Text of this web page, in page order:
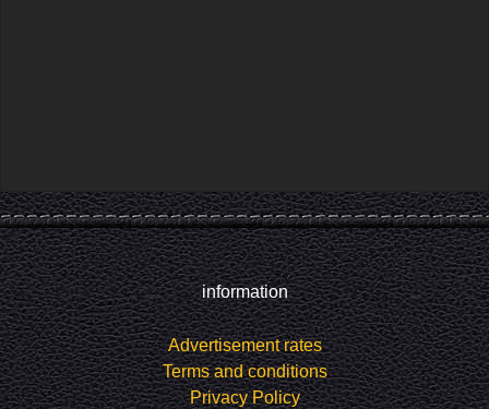
information
Advertisement rates
Terms and conditions
Privacy Policy